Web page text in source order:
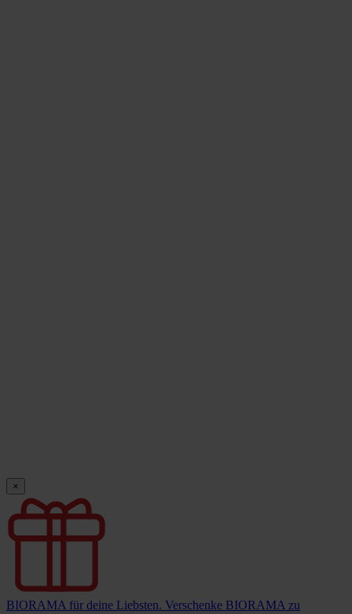
×
BIORAMA für deine Liebsten. Verschenke BIORAMA zu